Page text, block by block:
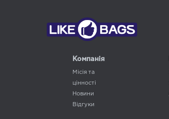
Компанія
Місія та
цінності
Новини
Відгуки